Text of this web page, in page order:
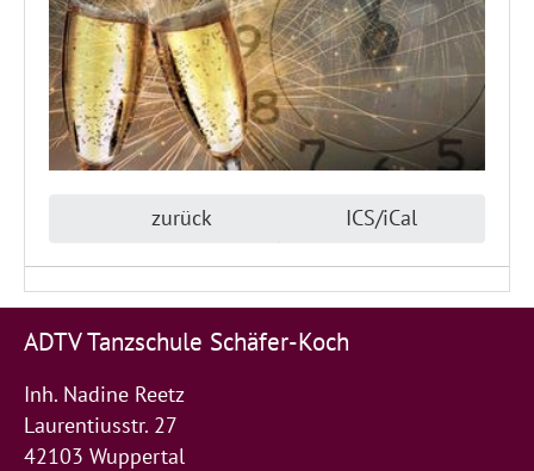
zurück ICS/iCal
ADTV Tanzschule Schäfer-Koch
Inh. Nadine Reetz
Laurentiusstr. 27
42103 Wuppertal